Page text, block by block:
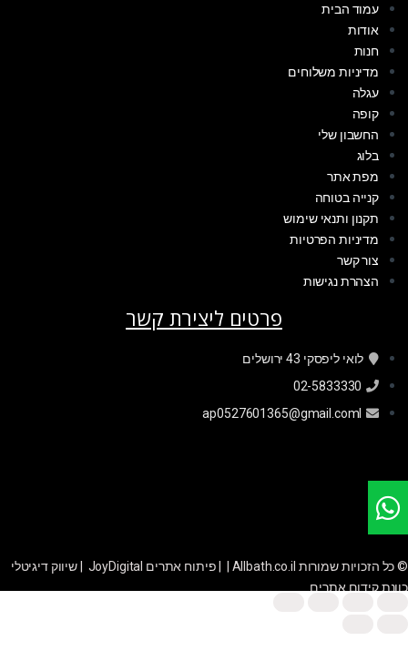
עמוד הבית
אודות
חנות
מדיניות משלוחים
עגלה
קופה
החשבון שלי
בלוג
מפת אתר
קנייה בטוחה
תקנון ותנאי שימוש
מדיניות הפרטיות
צור קשר
הצהרת נגישות
פרטים ליצירת קשר
לואי ליפסקי 43 ירושלים
02-5833330
ap0527601365@gmail.coml
© כל הזכויות שמורות Allbath.co.il | | פיתוח אתרים JoyDigital
שיווק דיגיטלי
כוונת קידום אתרים